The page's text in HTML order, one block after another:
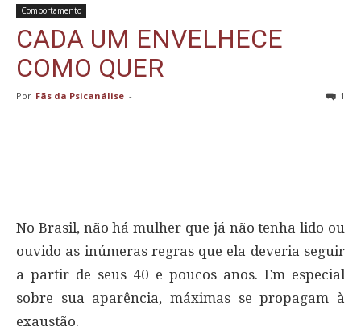
Comportamento
CADA UM ENVELHECE
COMO QUER
Por Fãs da Psicanálise - 1
No Brasil, não há mulher que já não tenha lido ou
ouvido as inúmeras regras que ela deveria seguir
a partir de seus 40 e poucos anos. Em especial
sobre sua aparência, máximas se propagam à
exaustão.